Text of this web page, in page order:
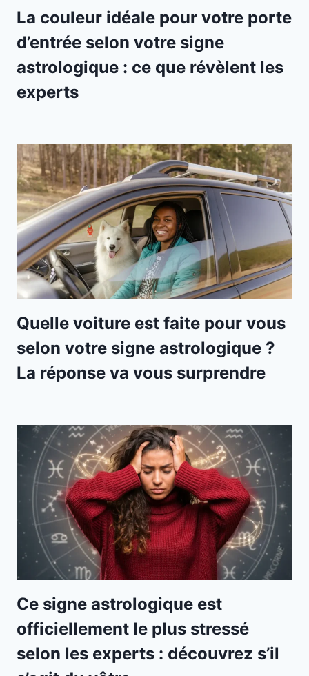
La couleur idéale pour votre porte
d’entrée selon votre signe
astrologique : ce que révèlent les
experts
Quelle voiture est faite pour vous
selon votre signe astrologique ?
La réponse va vous surprendre
Ce signe astrologique est
officiellement le plus stressé
selon les experts : découvrez s’il